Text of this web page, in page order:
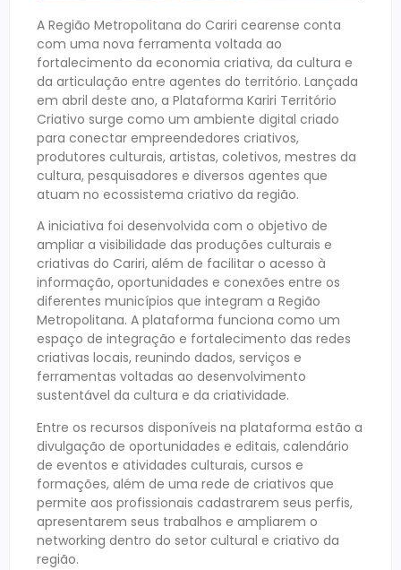
A Região Metropolitana do Cariri cearense conta
com uma nova ferramenta voltada ao
fortalecimento da economia criativa, da cultura e
da articulação entre agentes do território. Lançada
em abril deste ano, a Plataforma Kariri Território
Criativo surge como um ambiente digital criado
para conectar empreendedores criativos,
produtores culturais, artistas, coletivos, mestres da
cultura, pesquisadores e diversos agentes que
atuam no ecossistema criativo da região.
A iniciativa foi desenvolvida com o objetivo de
ampliar a visibilidade das produções culturais e
criativas do Cariri, além de facilitar o acesso à
informação, oportunidades e conexões entre os
diferentes municípios que integram a Região
Metropolitana. A plataforma funciona como um
espaço de integração e fortalecimento das redes
criativas locais, reunindo dados, serviços e
ferramentas voltadas ao desenvolvimento
sustentável da cultura e da criatividade.
Entre os recursos disponíveis na plataforma estão a
divulgação de oportunidades e editais, calendário
de eventos e atividades culturais, cursos e
formações, além de uma rede de criativos que
permite aos profissionais cadastrarem seus perfis,
apresentarem seus trabalhos e ampliarem o
networking dentro do setor cultural e criativo da
região.